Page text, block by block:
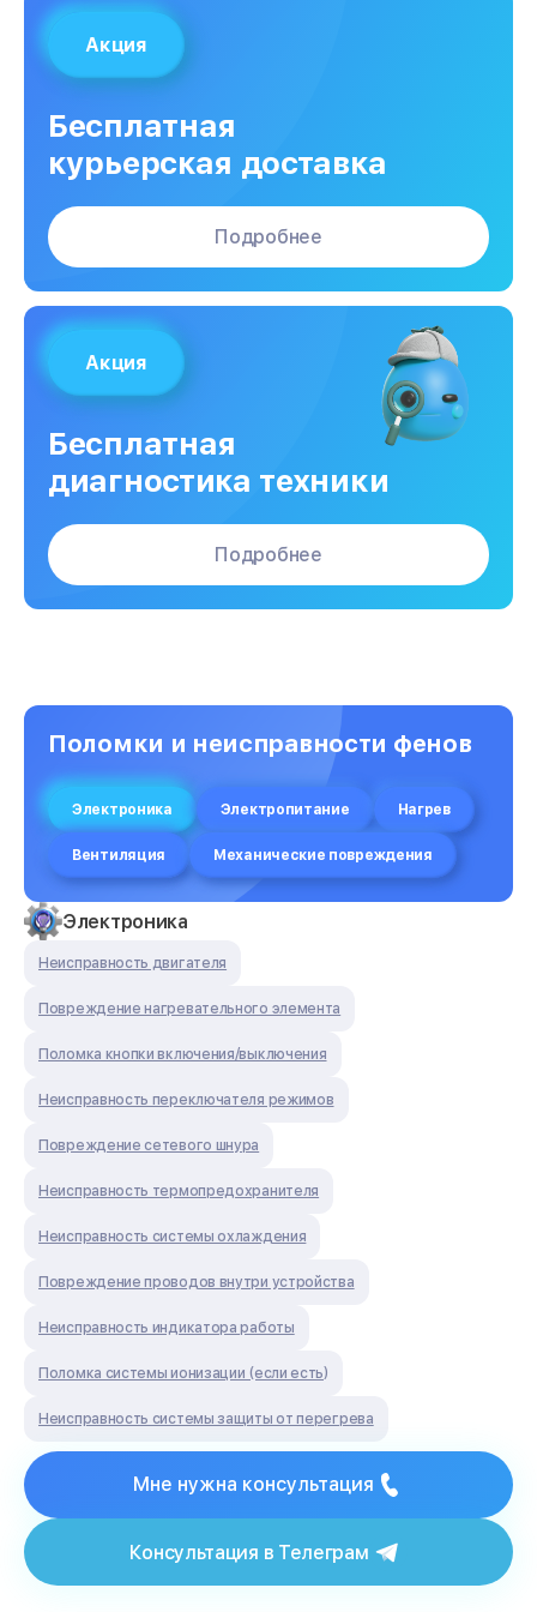
Акция
Бесплатная
курьерская доставка
Подробнее
Акция
Бесплатная
диагностика техники
Подробнее
Поломки и неисправности фенов
Электроника Электропитание Нагрев
Вентиляция Механические повреждения
Электроника
Неисправность двигателя
Повреждение нагревательного элемента
Поломка кнопки включения/выключения
Неисправность переключателя режимов
Повреждение сетевого шнура
Неисправность термопредохранителя
Неисправность системы охлаждения
Повреждение проводов внутри устройства
Неисправность индикатора работы
Поломка системы ионизации (если есть)
Неисправность системы защиты от перегрева
Мне нужна консультация
Консультация в Телеграм